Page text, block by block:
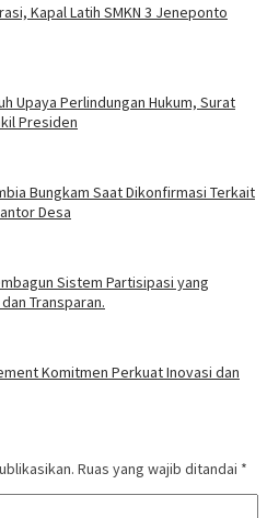
Kapal Latih SMKN 3 Jeneponto
Upaya Perlindungan Hukum, Surat
Presiden
Bungkam Saat Dikonfirmasi Terkait
Desa
Sistem Partisipasi yang
Transparan.
Komitmen Perkuat Inovasi dan
Ruas yang wajib ditandai *